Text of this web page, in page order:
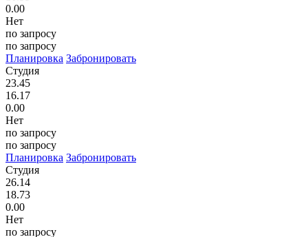
0.00
Нет
по запросу
по запросу
Планировка Забронировать
Студия
23.45
16.17
0.00
Нет
по запросу
по запросу
Планировка Забронировать
Студия
26.14
18.73
0.00
Нет
по запросу